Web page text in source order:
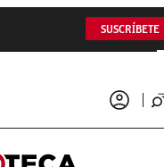
SUSCRÍBETE